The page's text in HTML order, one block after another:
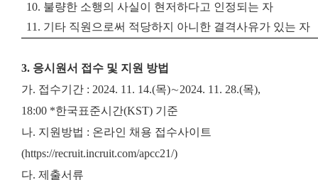
10. 불량한 소행의 사실이 현저하다고 인정되는 자
11. 기타 직원으로써 적당하지 아니한 결격사유가 있는 자
3. 응시원서 접수 및 지원 방법
가. 접수기간 : 2024. 11. 14.(목)∼2024. 11. 28.(목),
18:00 *한국표준시간(KST) 기준
나. 지원방법 : 온라인 채용 접수사이트
(https://recruit.incruit.com/apcc21/)
다. 제출서류